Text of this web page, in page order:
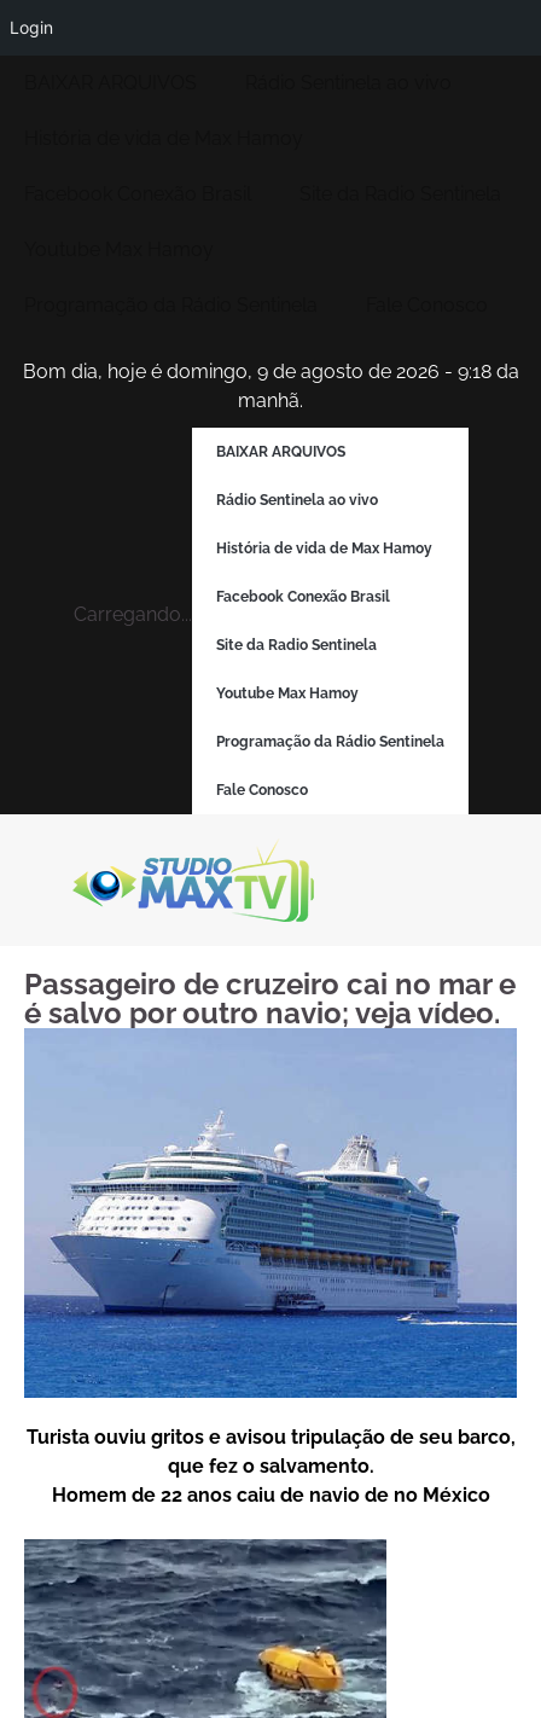
Bom dia, hoje é domingo, 9 de agosto de 2026 - 9:18 da
manhã.
Carregando...
BAIXAR ARQUIVOS
Rádio Sentinela ao vivo
História de vida de Max Hamoy
Facebook Conexão Brasil
Site da Radio Sentinela
Youtube Max Hamoy
Programação da Rádio Sentinela
Fale Conosco
Passageiro de cruzeiro cai no mar e
é salvo por outro navio; veja vídeo.
Turista ouviu gritos e avisou tripulação de seu barco,
que fez o salvamento.
Homem de 22 anos caiu de navio de no México
Login